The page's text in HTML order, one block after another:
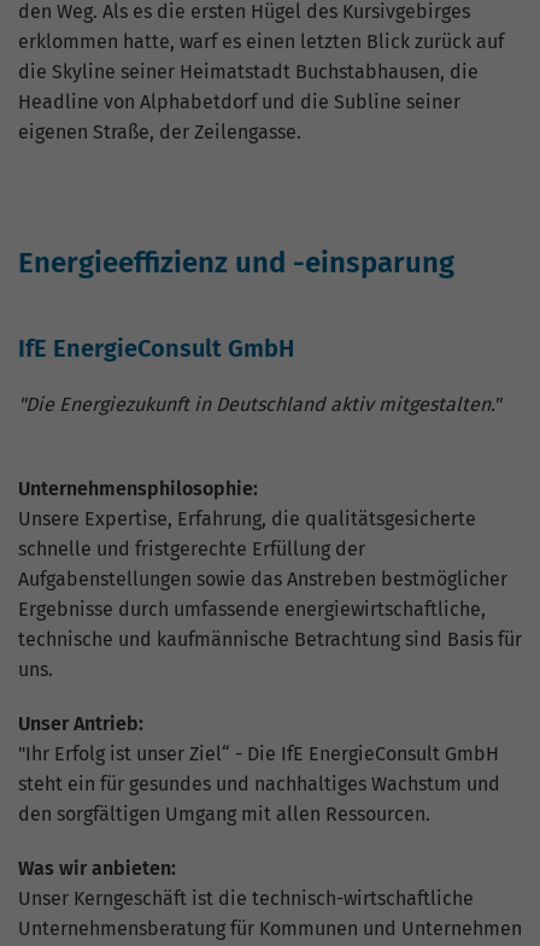
den Weg. Als es die ersten Hügel des Kursivgebirges
erklommen hatte, warf es einen letzten Blick zurück auf
die Skyline seiner Heimatstadt Buchstabhausen, die
Headline von Alphabetdorf und die Subline seiner
eigenen Straße, der Zeilengasse.
Energieeffizienz und -einsparung
IfE EnergieConsult GmbH
"Die Energiezukunft in Deutschland aktiv mitgestalten."
Unternehmensphilosophie:
Unsere Expertise, Erfahrung, die qualitätsgesicherte
schnelle und fristgerechte Erfüllung der
Aufgabenstellungen sowie das Anstreben bestmöglicher
Ergebnisse durch umfassende energiewirtschaftliche,
technische und kaufmännische Betrachtung sind Basis für
uns.
Unser Antrieb:
"Ihr Erfolg ist unser Ziel“ - Die IfE EnergieConsult GmbH
steht ein für gesundes und nachhaltiges Wachstum und
den sorgfältigen Umgang mit allen Ressourcen.
Was wir anbieten:
Unser Kerngeschäft ist die technisch-wirtschaftliche
Unternehmensberatung für Kommunen und Unternehmen